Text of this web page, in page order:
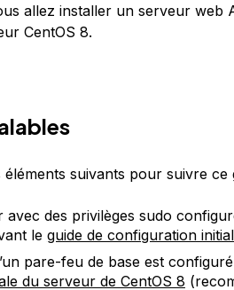
allez installer un serveur web
CentOS 8.
suivants pour suivre ce
des privilèges sudo
le guide de configuration
pare-feu de base est
du serveur de CentOS 8